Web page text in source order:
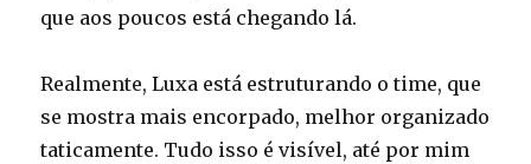
que aos poucos está chegando lá.
Realmente, Luxa está estruturando o time, que
se mostra mais encorpado, melhor organizado
taticamente. Tudo isso é visível, até por mim